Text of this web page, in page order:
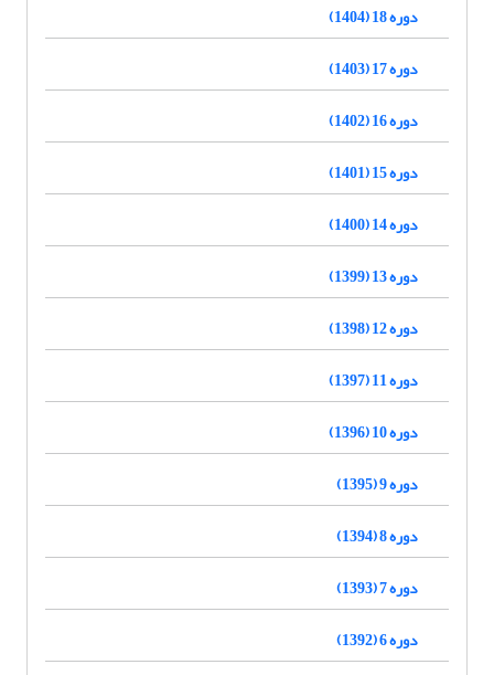
دوره 18 (1404)
دوره 17 (1403)
دوره 16 (1402)
دوره 15 (1401)
دوره 14 (1400)
دوره 13 (1399)
دوره 12 (1398)
دوره 11 (1397)
دوره 10 (1396)
دوره 9 (1395)
دوره 8 (1394)
دوره 7 (1393)
دوره 6 (1392)